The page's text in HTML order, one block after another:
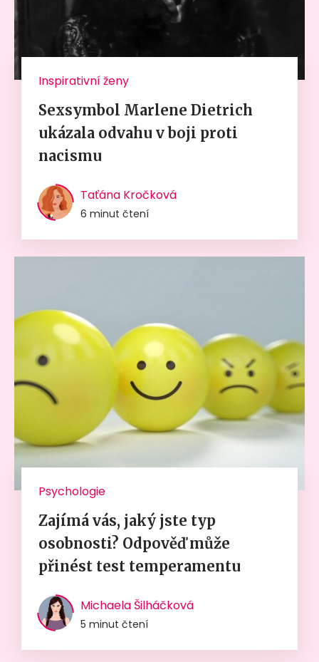
Inspirativní ženy
Sexsymbol Marlene Dietrich
ukázala odvahu v boji proti
nacismu
Taťána Kročková
6 minut čtení
Psychologie
Zajímá vás, jaký jste typ
osobnosti? Odpověď může
přinést test temperamentu
Michaela Šilháčková
5 minut čtení